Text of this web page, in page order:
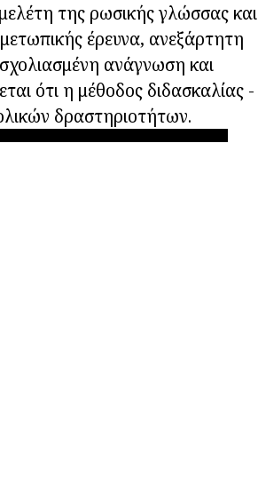
της ρωσικής γλώσσας και
έρευνα, ανεξάρτητη
ανάγνωση και
ότι η μέθοδος διδασκαλίας -
δραστηριοτήτων.